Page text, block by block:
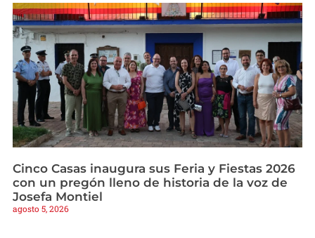
Cinco Casas inaugura sus Feria y Fiestas 2026
con un pregón lleno de historia de la voz de
Josefa Montiel
agosto 5, 2026